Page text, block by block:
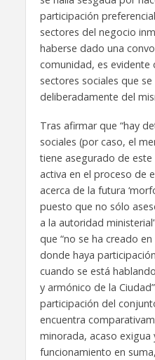
participación
sectores del negocio
haberse dado una
comunidad, es evidente
sectores sociales que
deliberadamente del
Tras afirmar que “hay
sociales (por caso, el
tiene asegurado de
activa en el proceso de
acerca de la futura
puesto que no sólo
a la autoridad
que “no se ha creado
donde haya
cuando se está
y armónico de la
participación del
encuentra
minorada, acaso exigua
funcionamiento en